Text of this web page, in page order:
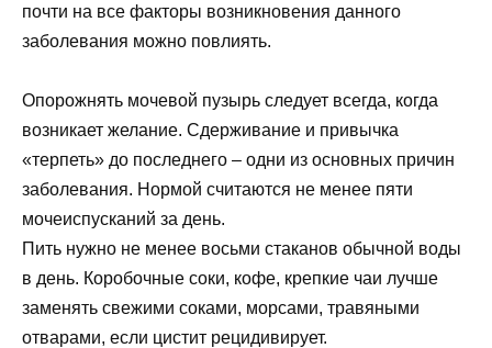
почти на все факторы возникновения данного
заболевания можно повлиять.
Опорожнять мочевой пузырь следует всегда, когда
возникает желание. Сдерживание и привычка
«терпеть» до последнего – одни из основных причин
заболевания. Нормой считаются не менее пяти
мочеиспусканий за день.
Пить нужно не менее восьми стаканов обычной воды
в день. Коробочные соки, кофе, крепкие чаи лучше
заменять свежими соками, морсами, травяными
отварами, если цистит рецидивирует.